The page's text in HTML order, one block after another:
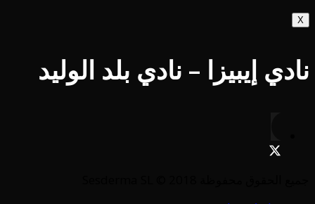
X
نادي إيبيزا – نادي بلد الوليد